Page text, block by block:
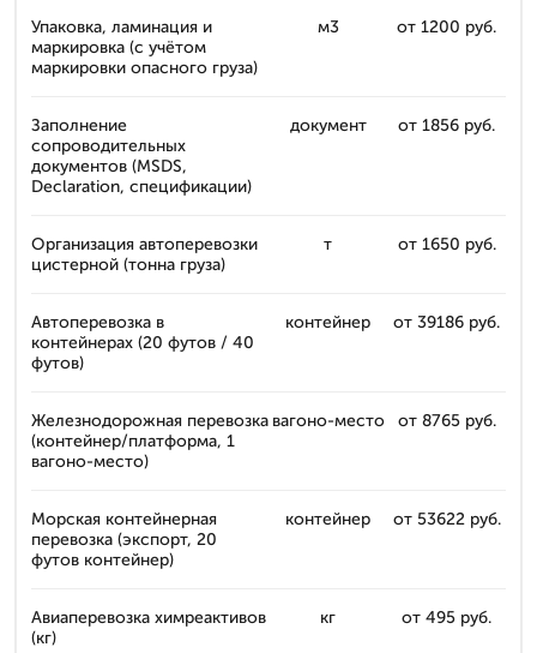
Упаковка, ламинация и
маркировка (с учётом
маркировки опасного груза)
м3 от 1200 руб.
Заполнение
сопроводительных
документов (MSDS,
Declaration, спецификации)
документ от 1856 руб.
Организация автоперевозки
цистерной (тонна груза)
т от 1650 руб.
Автоперевозка в
контейнерах (20 футов / 40
футов)
контейнер от 39186 руб.
Железнодорожная перевозка
(контейнер/платформа, 1
вагоно-место)
вагоно-место от 8765 руб.
Морская контейнерная
перевозка (экспорт, 20
футов контейнер)
контейнер от 53622 руб.
Авиаперевозка химреактивов
(кг)
кг от 495 руб.